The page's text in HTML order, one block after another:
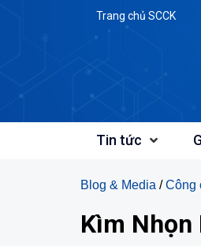
Trang chủ SCCK
Tin tức
Blog & Media /Công
Kìm Nhọn